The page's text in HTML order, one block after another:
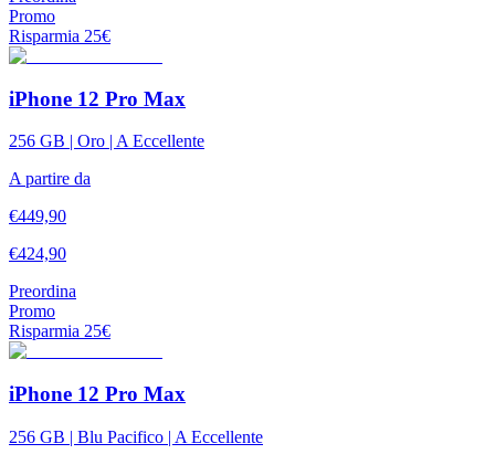
Promo
Risparmia 25€
iPhone 12 Pro Max
256 GB | Oro | A Eccellente
A partire da
€449,90
€424,90
Preordina
Promo
Risparmia 25€
iPhone 12 Pro Max
256 GB | Blu Pacifico | A Eccellente